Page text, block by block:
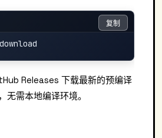
复制
复制
Releases 下载最新的预编译
无需本地编译环境。